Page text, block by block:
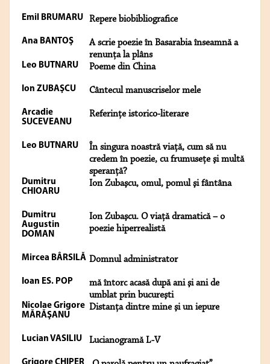
Emil BRUMARU Repere biobibliografice
Ana BANTOŞ
A scrie poezie în Basarabia înseamnă a
renunţa la plâns
Leo BUTNARU Poeme din China
Ion ZUBAŞCU Cântecul manuscriselor mele
Arcadie
SUCEVEANU
Referinţe istorico-literare
Leo BUTNARU
În singura noastră viaţă, cum să nu
credem în poezie, cu frumuseţe şi multă
speranţă?
Dumitru
CHIOARU
Ion Zubaşcu, omul, pomul şi fântâna
Dumitru
Augustin
DOMAN
Ion Zubaşcu. O viaţă dramatică – o
poezie hiperrealistă
Mircea BÂRSILĂ Domnul administrator
Ioan ES. POP
mă întorc acasă după ani şi ani de
umblat prin bucureşti
Nicolae Grigore
MĂRĂŞANU
Distanţa dintre mine şi un iepure
Lucian VASILIU Lucianogramă L-V